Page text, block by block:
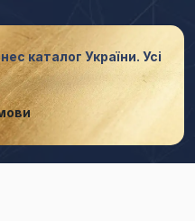
каталог України. Усі